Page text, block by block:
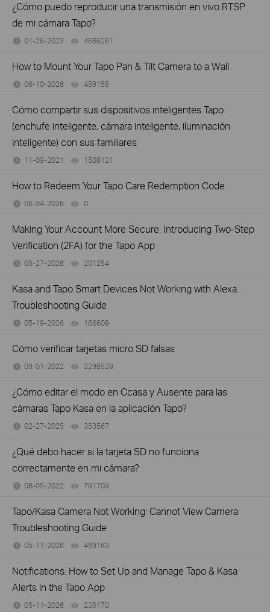
¿Cómo puedo reproducir una transmisión en vivo RTSP
de mi cámara Tapo?
01-26-2023 4686261
How to Mount Your Tapo Pan & Tilt Camera to a Wall
06-10-2026 459159
Cómo compartir sus dispositivos inteligentes Tapo
(enchufe inteligente, cámara inteligente, iluminación
inteligente) con sus familiares
11-09-2021 1508121
How to Redeem Your Tapo Care Redemption Code
06-04-2026 0
Making Your Account More Secure: Introducing Two-Step
Verification (2FA) for the Tapo App
05-27-2026 201254
Kasa and Tapo Smart Devices Not Working with Alexa:
Troubleshooting Guide
05-19-2026 186609
Cómo verificar tarjetas micro SD falsas
09-01-2022 2298528
¿Cómo editar el modo en Ccasa y Ausente para las
cámaras Tapo Kasa en la aplicación Tapo?
02-27-2025 353567
¿Qué debo hacer si la tarjeta SD no funciona
correctamente en mi cámara?
08-05-2022 791709
Tapo/Kasa Camera Not Working: Cannot View Camera
Troubleshooting Guide
05-11-2026 469163
Notifications: How to Set Up and Manage Tapo & Kasa
Alerts in the Tapo App
05-11-2026 235170